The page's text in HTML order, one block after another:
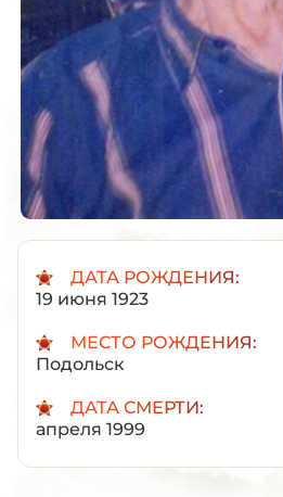
ДАТА РОЖДЕНИЯ:
19 июня 1923
МЕСТО РОЖДЕНИЯ:
Подольск
ДАТА СМЕРТИ:
апреля 1999